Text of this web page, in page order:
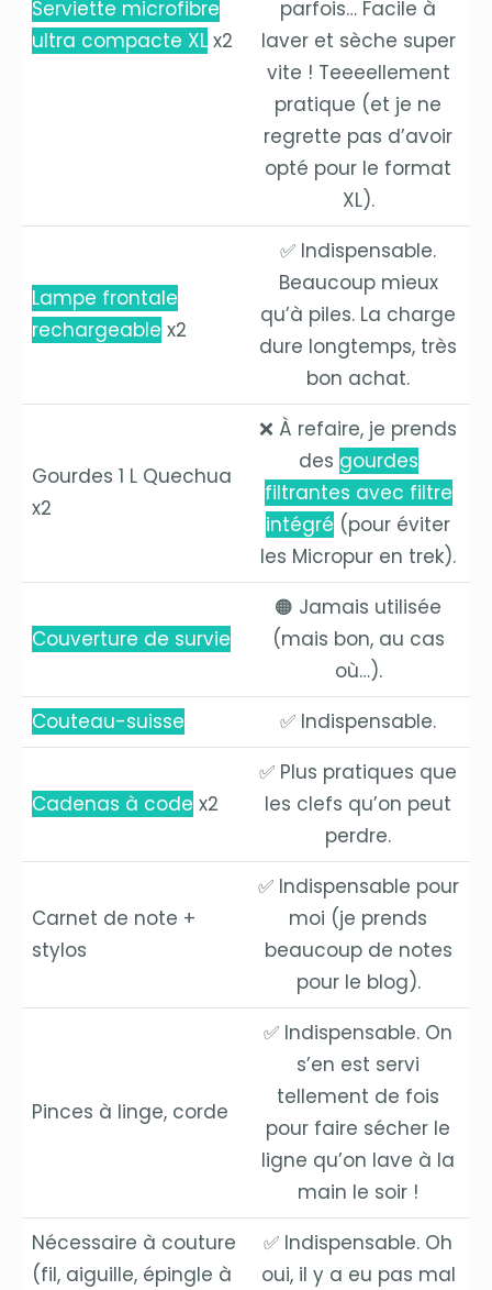
Serviette microfibre
ultra compacte XLx2
parfois… Facile à
laver et sèche super
vite ! Teeeellement
pratique (et je ne
regrette pas d’avoir
opté pour le format
XL).
Lampe frontale
rechargeable x2
✅ Indispensable.
Beaucoup mieux
qu’à piles. La charge
dure longtemps, très
bon achat.
Gourdes 1 L Quechua
x2
❌ À refaire, je prends
des gourdes
filtrantes avec filtre
intégré (pour éviter
les Micropur en trek).
Couverture de survie
🟠 Jamais utilisée
(mais bon, au cas
où…).
Couteau-suisse
✅ Indispensable.
Cadenas à code x2
✅ Plus pratiques que
les clefs qu’on peut
perdre.
Carnet de note +
stylos
✅ Indispensable pour
moi (je prends
beaucoup de notes
pour le blog).
Pinces à linge, corde
✅ Indispensable. On
s’en est servi
tellement de fois
pour faire sécher le
ligne qu’on lave à la
main le soir !
Nécessaire à couture
(fil, aiguille, épingle à
✅ Indispensable. Oh
oui, il y a eu pas mal